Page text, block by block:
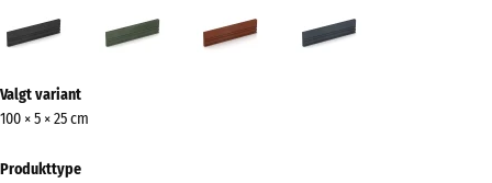
(active)
information
om
farverne?
Valgt variant
100 × 5 × 25 cm
Produkttype